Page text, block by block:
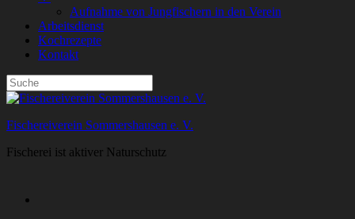
Aufnahme von Jungfischern in den Verein
Arbeitsdienst
Kochrezepte
Kontakt
Fischereiverein Sommershausen e. V.
Fischerei ist aktiver Naturschutz